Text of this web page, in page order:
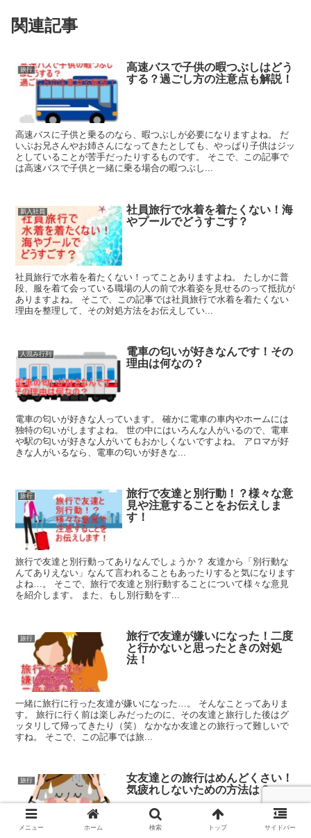
関連記事
旅行
高速バスで子供の暇つぶしはどう
する？過ごし方の注意点も解説！
高速バスに子供と乗るのなら、暇つぶしが必要になりますよね。 だ
いぶお兄さんやお姉さんになってきたとしても、やっぱり子供はジッ
としていることが苦手だったりするものです。 そこで、この記事で
は高速バスで子供と一緒に乗る場合の暇つぶし...
新入社員
社員旅行で水着を着たくない！海
やプールでどうすごす？
社員旅行で水着を着たくない！ってことありますよね。 たしかに普
段、服を着て会っている職場の人の前で水着姿を見せるのって抵抗が
ありますよね。 そこで、この記事では社員旅行で水着を着たくない
理由を整理して、その対処方法をお伝えしてい...
人混み行列
電車の匂いが好きなんです！その
理由は何なの？
電車の匂いが好きな人っています。 確かに電車の車内やホームには
独特の匂いがしますよね。 世の中にはいろんな人がいるので、電車
や駅の匂いが好きな人がいてもおかしくないですよね。 アロマが好
きな人がいるなら、電車の匂いが好きな...
旅行
旅行で友達と別行動！？様々な意
見や注意することをお伝えしま
す！
旅行で友達と別行動ってありなんでしょうか？ 友達から「別行動な
んてありえない」なんて言われることもあったりすると気になります
よね…。 そこで、旅行で友達と別行動することについて様々な意見
を紹介します。 また、もし別行動をす...
旅行
旅行で友達が嫌いになった！二度
と行かないと思ったときの対処
法！
一緒に旅行に行った友達が嫌いになった…。 そんなことってありま
す。 旅行に行く前は楽しみだったのに、その友達と旅行した後はグ
ッタリして帰ってきたり（笑） なかなか友達との旅行って難しいで
すね。 そこで、この記事では旅...
旅行
女友達との旅行はめんどくさい！
気疲れしないための方法は？
メニュー ホーム 検索 トップ サイドバー